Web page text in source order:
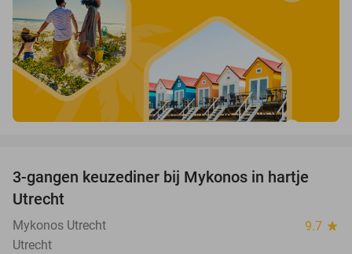
42%
3-gangen keuzediner bij Mykonos in hartje
Utrecht
Mykonos Utrecht 9.7 star
Utrecht